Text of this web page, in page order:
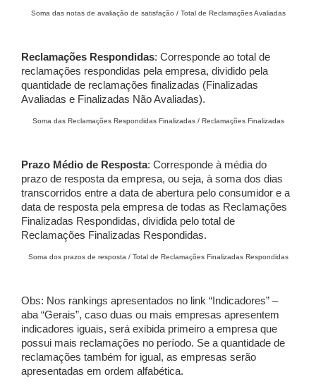
Soma das notas de avaliação de satisfação / Total de Reclamações Avaliadas
Reclamações Respondidas: Corresponde ao total de
reclamações respondidas pela empresa, dividido pela
quantidade de reclamações finalizadas (Finalizadas
Avaliadas e Finalizadas Não Avaliadas).
Soma das Reclamações Respondidas Finalizadas / Reclamações Finalizadas
Prazo Médio de Resposta: Corresponde à média do
prazo de resposta da empresa, ou seja, à soma dos dias
transcorridos entre a data de abertura pelo consumidor e a
data de resposta pela empresa de todas as Reclamações
Finalizadas Respondidas, dividida pelo total de
Reclamações Finalizadas Respondidas.
Soma dos prazos de resposta / Total de Reclamações Finalizadas Respondidas
Obs: Nos rankings apresentados no link “Indicadores” –
aba “Gerais”, caso duas ou mais empresas apresentem
indicadores iguais, será exibida primeiro a empresa que
possui mais reclamações no período. Se a quantidade de
reclamações também for igual, as empresas serão
apresentadas em ordem alfabética.